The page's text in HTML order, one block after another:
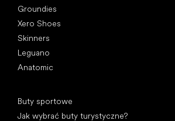
Groundies
Xero Shoes
Skinners
Leguano
Anatomic
Buty sportowe
Jak wybrać buty turystyczne?